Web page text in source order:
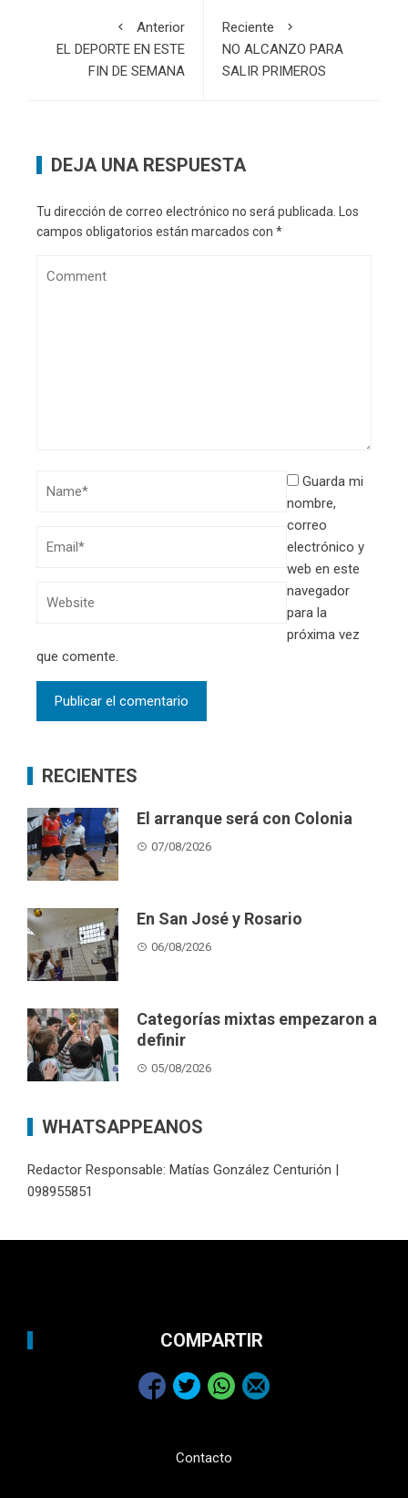
Anterior
EL DEPORTE EN ESTE
FIN DE SEMANA
Reciente
NO ALCANZO PARA
SALIR PRIMEROS
DEJA UNA RESPUESTA
Tu dirección de correo electrónico no será publicada. Los
campos obligatorios están marcados con *
Guarda mi
nombre,
correo
electrónico y
web en este
navegador
para la
próxima vez
que comente.
RECIENTES
El arranque será con Colonia
07/08/2026
En San José y Rosario
06/08/2026
Categorías mixtas empezaron a
definir
05/08/2026
WHATSAPPEANOS
Redactor Responsable: Matías González Centurión |
098955851
COMPARTIR
Contacto